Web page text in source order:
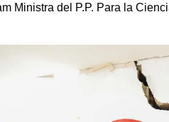
Ministra del P.P. Para la